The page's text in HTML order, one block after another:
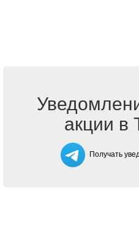
акции в
Получать